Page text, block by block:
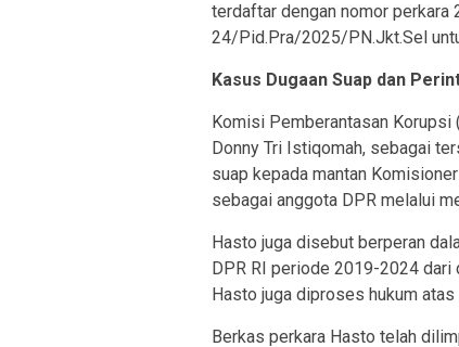
terdaftar dengan nomor
24/Pid.Pra/2025/PN.Jkt.Sel
Kasus Dugaan Suap dan
Komisi Pemberantasan
Donny Tri Istiqomah, sebagai
suap kepada mantan
sebagai anggota DPR melalui
Hasto juga disebut berperan
DPR RI periode 2019-2024 dari
Hasto juga diproses hukum
Berkas perkara Hasto telah